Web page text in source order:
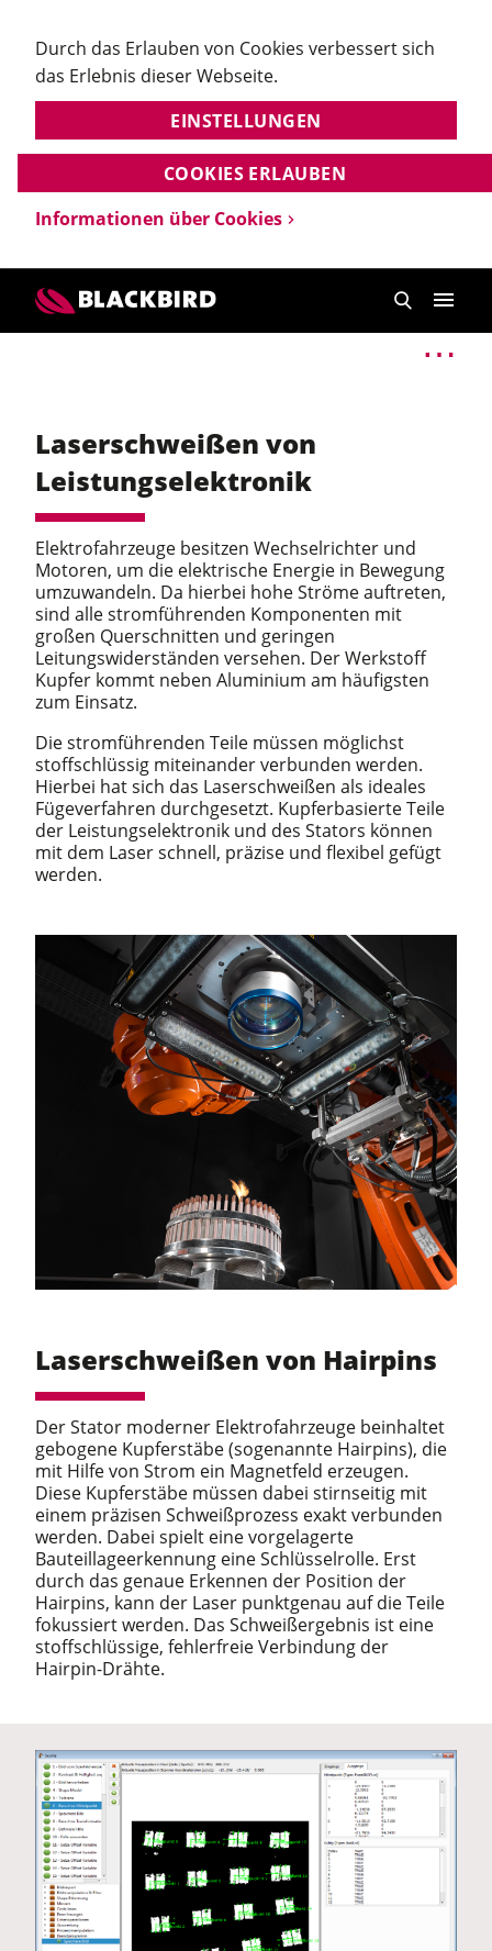
Durch das Erlauben von Cookies verbessert sich
das Erlebnis dieser Webseite.
EINSTELLUNGEN
Informationen über Cookies
COOKIES ERLAUBEN
Laserschweißen von
Leistungselektronik
Elektrofahrzeuge besitzen Wechselrichter und
Motoren, um die elektrische Energie in Bewegung
umzuwandeln. Da hierbei hohe Ströme auftreten,
sind alle stromführenden Komponenten mit
großen Querschnitten und geringen
Leitungswiderständen versehen. Der Werkstoff
Kupfer kommt neben Aluminium am häufigsten
zum Einsatz.
Die stromführenden Teile müssen möglichst
stoffschlüssig miteinander verbunden werden.
Hierbei hat sich das Laserschweißen als ideales
Fügeverfahren durchgesetzt. Kupferbasierte Teile
der Leistungselektronik und des Stators können
mit dem Laser schnell, präzise und flexibel gefügt
werden.
Laserschweißen von Hairpins
Der Stator moderner Elektrofahrzeuge beinhaltet
gebogene Kupferstäbe (sogenannte Hairpins), die
mit Hilfe von Strom ein Magnetfeld erzeugen.
Diese Kupferstäbe müssen dabei stirnseitig mit
einem präzisen Schweißprozess exakt verbunden
werden. Dabei spielt eine vorgelagerte
Bauteillageerkennung eine Schlüsselrolle. Erst
durch das genaue Erkennen der Position der
Hairpins, kann der Laser punktgenau auf die Teile
fokussiert werden. Das Schweißergebnis ist eine
stoffschlüssige, fehlerfreie Verbindung der
Hairpin-Drähte.